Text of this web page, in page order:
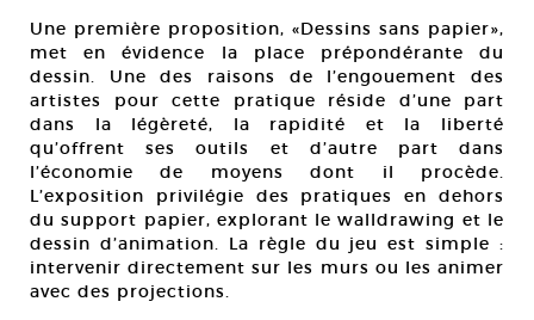
Une première proposition, «Dessins sans papier»,
met en évidence la place prépondérante du
dessin. Une des raisons de l’engouement des
artistes pour cette pratique réside d’une part
dans la légèreté, la rapidité et la liberté
qu’offrent ses outils et d’autre part dans
l’économie de moyens dont il procède.
L’exposition privilégie des pratiques en dehors
du support papier, explorant le walldrawing et le
dessin d’animation. La règle du jeu est simple :
intervenir directement sur les murs ou les animer
avec des projections.